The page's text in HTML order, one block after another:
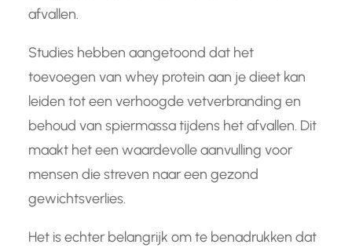
afvallen.
Studies hebben aangetoond dat het
toevoegen van whey protein aan je dieet kan
leiden tot een verhoogde vetverbranding en
behoud van spiermassa tijdens het afvallen. Dit
maakt het een waardevolle aanvulling voor
mensen die streven naar een gezond
gewichtsverlies.
Het is echter belangrijk om te benadrukken dat